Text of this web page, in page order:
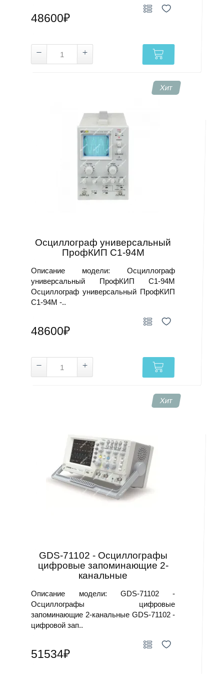
48600₽
Хит
Осциллограф универсальный
ПрофКИП С1-94М
Описание модели: Осциллограф
универсальный ПрофКИП С1-94М
Осциллограф универсальный ПрофКИП
С1-94М -..
48600₽
Хит
GDS-71102 - Осциллографы
цифровые запоминающие 2-
канальные
Описание модели: GDS-71102 -
Осциллографы цифровые
запоминающие 2-канальные GDS-71102 -
цифровой зап..
51534₽